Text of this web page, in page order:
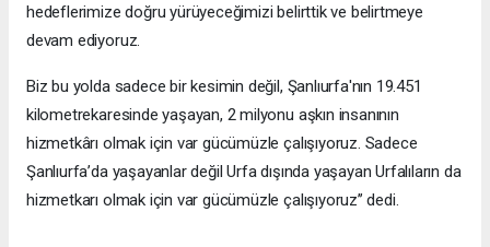
hedeflerimize doğru yürüyeceğimizi belirttik ve belirtmeye
devam ediyoruz.
Biz bu yolda sadece bir kesimin değil, Şanlıurfa'nın 19.451
kilometrekaresinde yaşayan, 2 milyonu aşkın insanının
hizmetkârı olmak için var gücümüzle çalışıyoruz. Sadece
Şanlıurfa’da yaşayanlar değil Urfa dışında yaşayan Urfalıların da
hizmetkarı olmak için var gücümüzle çalışıyoruz’’ dedi.